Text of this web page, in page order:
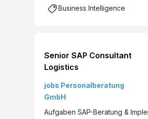
Business Intelligence
Senior SAP Consultant
Logistics
jobs Personalberatung
GmbH
Aufgaben SAP-Beratung &